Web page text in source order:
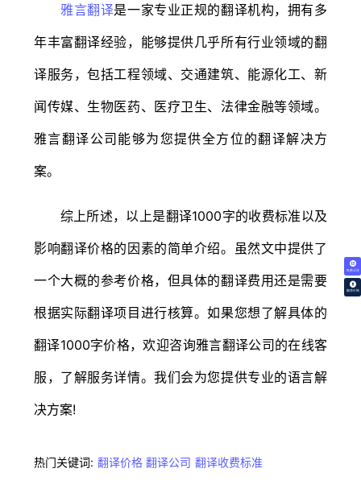
免费试译
翻译价格
雅言翻译是一家专业正规的翻译机构，拥有多
年丰富翻译经验，能够提供几乎所有行业领域的翻
译服务，包括工程领域、交通建筑、能源化工、新
闻传媒、生物医药、医疗卫生、法律金融等领域。
雅言翻译公司能够为您提供全方位的翻译解决方
案。
综上所述，以上是翻译1000字的收费标准以及
影响翻译价格的因素的简单介绍。虽然文中提供了
一个大概的参考价格，但具体的翻译费用还是需要
根据实际翻译项目进行核算。如果您想了解具体的
翻译1000字价格，欢迎咨询雅言翻译公司的在线客
服，了解服务详情。我们会为您提供专业的语言解
决方案!
热门关键词: 翻译价格 翻译公司 翻译收费标准